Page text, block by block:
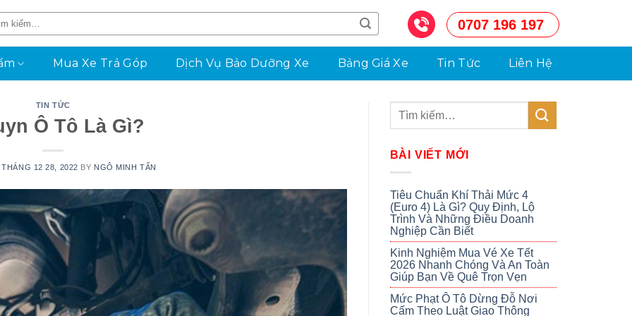
0707 196 197
Mua Xe Trả Góp Dịch Vụ Bảo Dưỡng Xe Bảng Giá Xe Tin Tức Liên Hệ
TIN TỨC
Ô Tô Là Gì?
THÁNG 12 28, 2022 BY NGÔ MINH TẤN
BÀI VIẾT MỚI
Tiêu Chuẩn Khí Thải Mức 4
(Euro 4) Là Gì? Quy Định, Lộ
Trình Và Những Điều Doanh
Nghiệp Cần Biết
Kinh Nghiệm Mua Vé Xe Tết
2026 Nhanh Chóng Và An Toàn
Giúp Bạn Về Quê Trọn Vẹn
Mức Phạt Ô Tô Dừng Đỗ Nơi
Cấm Theo Luật Giao Thông